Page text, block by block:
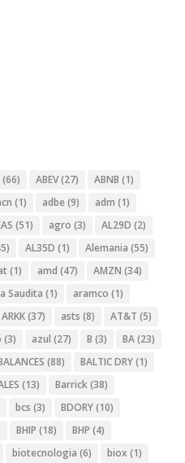
(66) ABEV(27) ABNB (1)
(1) adbe (9) adm (1)
(51) agro (3) AL29D (2)
AL35D (1) Alemania (55)
(1) amd (47) AMZN (34)
Saudita (1) aramco (1)
ARKK(37) asts (8) AT&T (5)
(3) azul (27) B (3) BA(23)
(88) BALTIC DRY(1)
(13) Barrick(38)
bcs (3) BDORY(10)
BHIP (18) BHP (4)
biotecnologia (6) biox (1)